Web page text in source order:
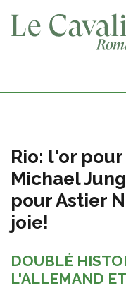
Rio: l'or
Michael
pour Astier
joie!
DOUBLÉ
L'ALLEMAND